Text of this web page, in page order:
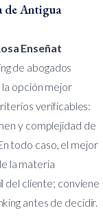
de Antigua
Enseñat
de abogados
opción mejor
verificables:
y complejidad de
todo caso, el mejor
la materia
del cliente; conviene
antes de decidir.